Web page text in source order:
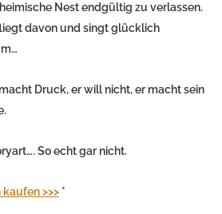
Nest endgültig zu verlassen.
davon und singt glücklich
Druck, er will nicht, er macht sein
So echt gar nicht.
>>> *